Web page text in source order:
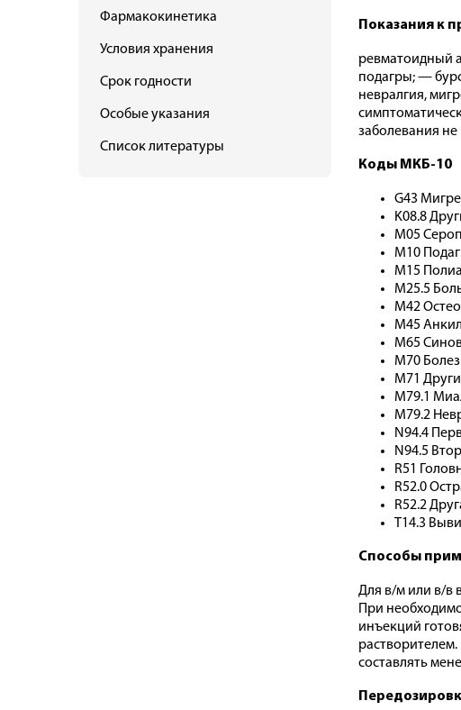
Фармакокинетика
Условия хранения
Срок годности
Особые указания
Список литературы
Показания к
ревматоидный
подагры; —
невралгия,
заболевания не
Коды МКБ-10
G43
K08.8
M05
M10
M15
M25.5
M42
M45
M65
M70
M71
M79.1
M79.2
N94.4
N94.5
R51
R52.0
R52.2
T14.3
Способы
Для в/м или в/в
При
инъекций
составлять